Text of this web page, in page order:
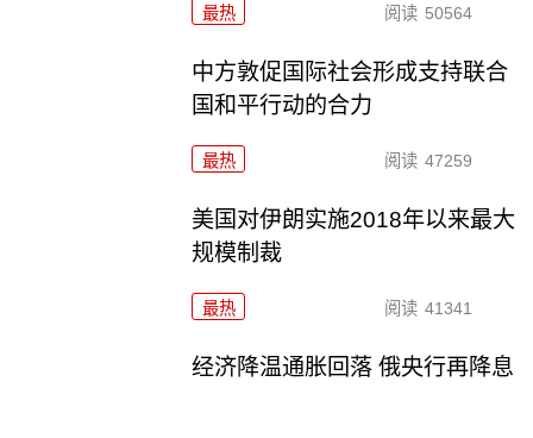
最热 阅读 50564
中方敦促国际社会形成支持联合
国和平行动的合力
最热 阅读 47259
美国对伊朗实施2018年以来最大
规模制裁
最热 阅读 41341
经济降温通胀回落 俄央行再降息